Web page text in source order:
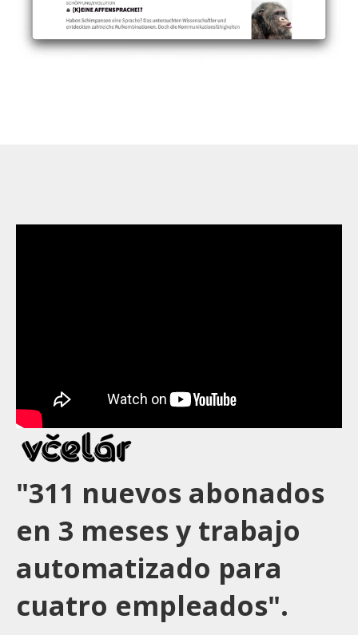
"311 nuevos abonados
en 3 meses y trabajo
automatizado para
cuatro empleados".